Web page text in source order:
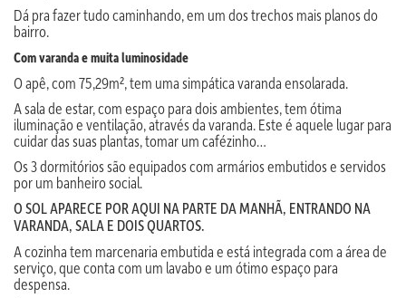
Dá pra fazer tudo caminhando, em um dos trechos mais planos do
bairro.
Com varanda e muita luminosidade
O apê, com 75,29m², tem uma simpática varanda ensolarada.
A sala de estar, com espaço para dois ambientes, tem ótima
iluminação e ventilação, através da varanda. Este é aquele lugar para
cuidar das suas plantas, tomar um cafézinho…
Os 3 dormitórios são equipados com armários embutidos e servidos
por um banheiro social.
O SOL APARECE POR AQUI NA PARTE DA MANHÃ, ENTRANDO NA
VARANDA, SALA E DOIS QUARTOS.
A cozinha tem marcenaria embutida e está integrada com a área de
serviço, que conta com um lavabo e um ótimo espaço para
despensa.